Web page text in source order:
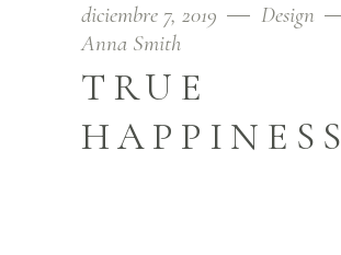
diciembre 7, 2019
Design
Anna Smith
TRUE
HAPPINESS